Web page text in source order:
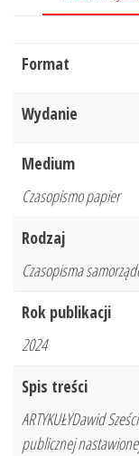
Format
Wydanie
Medium
Czasopismo papier
Rodzaj
Czasopisma
Rok publikacji
2024
Spis treści
ARTYKUŁYDawid
publicznej